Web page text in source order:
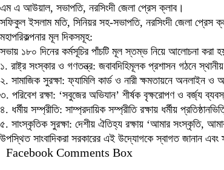
​এম এ আউয়াল, সভাপতি, নরসিংদী জেলা প্রেস ক্লাব।
​সফিকুল ইসলাম মতি, সিনিয়র সহ-সভাপতি, নরসিংদী জেলা প্রেস
​মহাপরিকল্পনার মূল দিকসমূহ:
​সভায় ১৮০ দিনের কর্মসূচির পাঁচটি মূল স্তম্ভ নিয়ে আলোচনা করা
১. রাষ্ট্র সংস্কার ও গণতন্ত্র: জবাবদিহিমূলক প্রশাসন গঠনে স্থানীয়
২. সামাজিক সুরক্ষা: ফ্যামিলি কার্ড ও নারী ক্ষমতায়নে অনলাইন
৩. পরিবেশ রক্ষা: ‘সবুজের অভিযান’ শীর্ষক বৃক্ষরোপণ ও বর্জ্য
৪. ধর্মীয় সম্প্রীতি: সাম্প্রদায়িক সম্প্রীতি রক্ষায় ধর্মীয়
৫. সাংস্কৃতিক সুরক্ষা: দেশীয় ঐতিহ্য রক্ষায় ‘আমার সংস্কৃতি,
​উপস্থিত সাংবাদিকরা সরকারের এই উদ্যোগকে স্বাগত জানান এবং
Facebook Comments Box